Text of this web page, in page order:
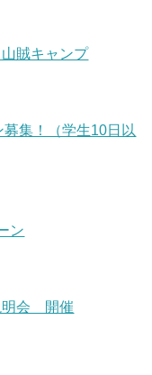
山賊キャンプ
募集！（学生10日以
ン
明会 開催